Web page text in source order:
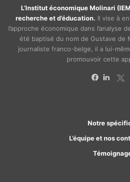
L’Institut économique Molinari
recherche et d’éducation. Il vise à
l’approche économique dans l’analyse
été baptisé du nom de Gustave de
journaliste franco-belge, il a lui-
promouvoir cette
Notre
L’équipe et nos